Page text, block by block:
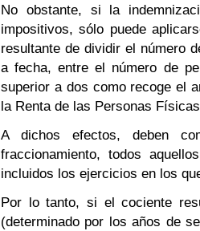
No obstante, si la
impositivos, sólo puede
resultante de dividir el número
a fecha, entre el número de
superior a dos como recoge el
la Renta de las Personas
A dichos efectos, deben
fraccionamiento, todos
incluidos los ejercicios en los
Por lo tanto, si el cociente
(determinado por los años de